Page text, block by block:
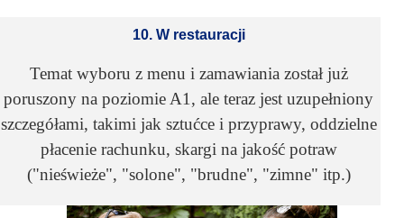
10. W restauracji
Temat wyboru z menu i zamawiania został już
poruszony na poziomie A1, ale teraz jest uzupełniony
szczegółami, takimi jak sztućce i przyprawy, oddzielne
płacenie rachunku, skargi na jakość potraw
("nieświeże", "solone", "brudne", "zimne" itp.)